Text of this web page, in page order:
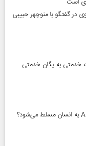
در گفتگو با منوچهر حبیبی
خدمتی به یگان خدمتی